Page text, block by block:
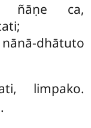
ñāṇe ca,
dhātuto
limpako.